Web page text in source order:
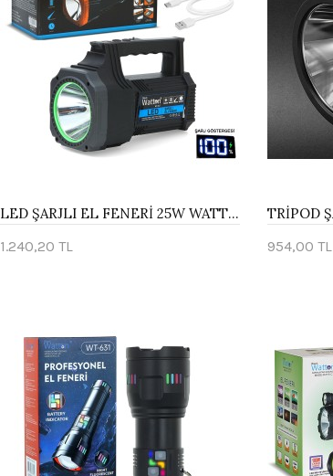
LED ŞARJLI EL FENERİ 25W WATTON WT-417
1.240,20 TL
954,00 TL